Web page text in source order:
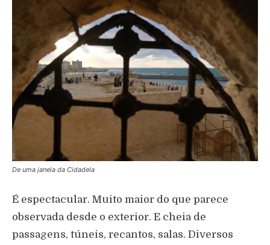
De uma janela da Cidadela
É espectacular. Muito maior do que parece
observada desde o exterior. E cheia de
passagens, túneis, recantos, salas. Diversos